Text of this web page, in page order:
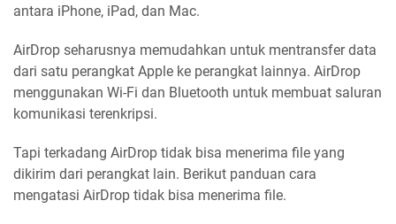
antara iPhone, iPad, dan Mac.
AirDrop seharusnya memudahkan untuk mentransfer data
dari satu perangkat Apple ke perangkat lainnya. AirDrop
menggunakan Wi-Fi dan Bluetooth untuk membuat saluran
komunikasi terenkripsi.
Tapi terkadang AirDrop tidak bisa menerima file yang
dikirim dari perangkat lain. Berikut panduan cara
mengatasi AirDrop tidak bisa menerima file.